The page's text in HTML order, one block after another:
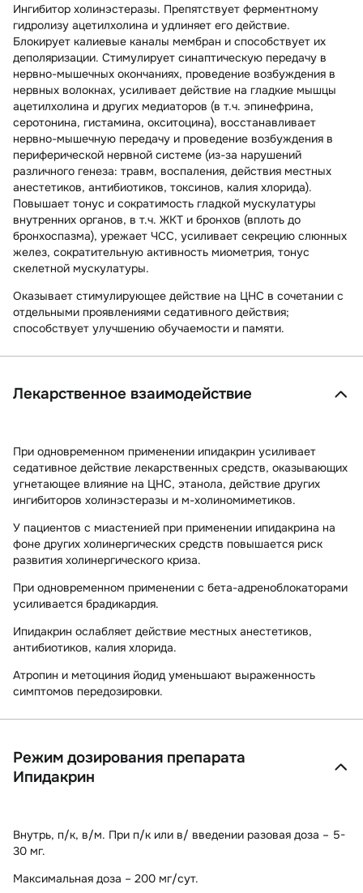
Ингибитор холинэстеразы. Препятствует ферментному
гидролизу ацетилхолина и удлиняет его действие.
Блокирует калиевые каналы мембран и способствует их
деполяризации. Стимулирует синаптическую передачу в
нервно-мышечных окончаниях, проведение возбуждения в
нервных волокнах, усиливает действие на гладкие мышцы
ацетилхолина и других медиаторов (в т.ч. эпинефрина,
серотонина, гистамина, окситоцина), восстанавливает
нервно-мышечную передачу и проведение возбуждения в
периферической нервной системе (из-за нарушений
различного генеза: травм, воспаления, действия местных
анестетиков, антибиотиков, токсинов, калия хлорида).
Повышает тонус и сократимость гладкой мускулатуры
внутренних органов, в т.ч. ЖКТ и бронхов (вплоть до
бронхоспазма), урежает ЧСС, усиливает секрецию слюнных
желез, сократительную активность миометрия, тонус
скелетной мускулатуры.
Оказывает стимулирующее действие на ЦНС в сочетании с
отдельными проявлениями седативного действия;
способствует улучшению обучаемости и памяти.
Лекарственное взаимодействие
При одновременном применении ипидакрин усиливает
седативное действие лекарственных средств, оказывающих
угнетающее влияние на ЦНС, этанола, действие других
ингибиторов холинэстеразы и м-холиномиметиков.
У пациентов с миастенией при применении ипидакрина на
фоне других холинергических средств повышается риск
развития холинергического криза.
При одновременном применении с бета-адреноблокаторами
усиливается брадикардия.
Ипидакрин ослабляет действие местных анестетиков,
антибиотиков, калия хлорида.
Атропин и метоциния йодид уменьшают выраженность
симптомов передозировки.
Режим дозирования препарата
Ипидакрин
Внутрь, п/к, в/м. При п/к или в/ введении разовая доза – 5-
30 мг.
Максимальная доза – 200 мг/сут.